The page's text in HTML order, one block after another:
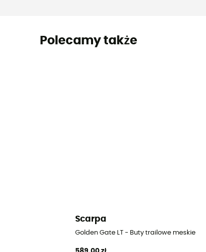
Polecamy także
Scarpa
Golden Gate LT - Buty trailowe meskie